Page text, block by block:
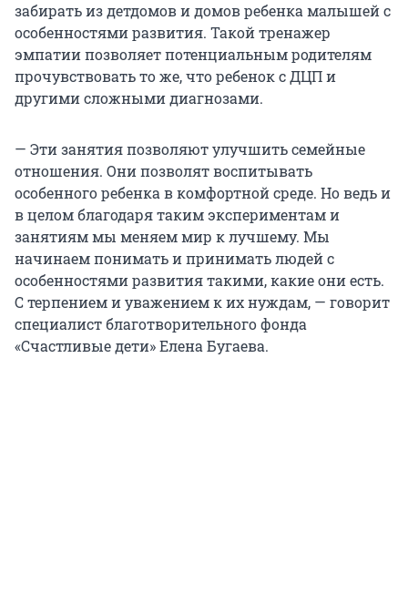
забирать из детдомов и домов ребенка малышей с
особенностями развития. Такой тренажер
эмпатии позволяет потенциальным родителям
прочувствовать то же, что ребенок с ДЦП и
другими сложными диагнозами.
— Эти занятия позволяют улучшить семейные
отношения. Они позволят воспитывать
особенного ребенка в комфортной среде. Но ведь и
в целом благодаря таким экспериментам и
занятиям мы меняем мир к лучшему. Мы
начинаем понимать и принимать людей с
особенностями развития такими, какие они есть.
С терпением и уважением к их нуждам, — говорит
специалист благотворительного фонда
«Счастливые дети» Елена Бугаева.